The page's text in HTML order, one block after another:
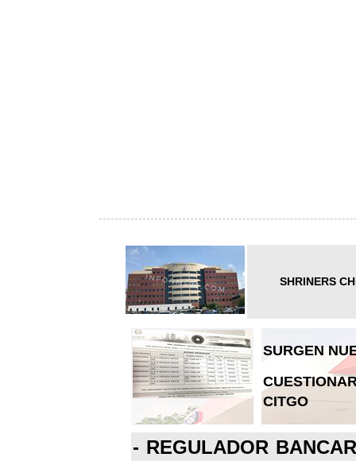
SHRINERS
SURGEN
CITGO
- REGULADOR